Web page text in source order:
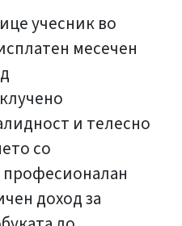
учесник во
месечен
и телесно
со
професионалан
доход за